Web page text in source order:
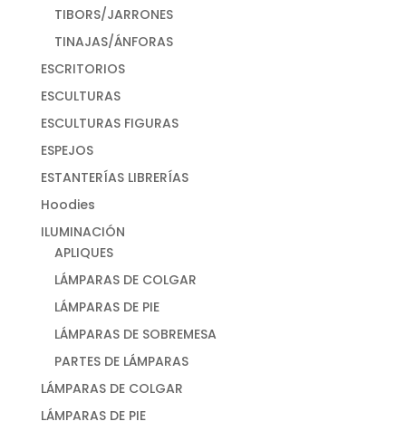
TIBORS/JARRONES
TINAJAS/ÁNFORAS
ESCRITORIOS
ESCULTURAS
ESCULTURAS FIGURAS
ESPEJOS
ESTANTERÍAS LIBRERÍAS
Hoodies
ILUMINACIÓN
APLIQUES
LÁMPARAS DE COLGAR
LÁMPARAS DE PIE
LÁMPARAS DE SOBREMESA
PARTES DE LÁMPARAS
LÁMPARAS DE COLGAR
LÁMPARAS DE PIE